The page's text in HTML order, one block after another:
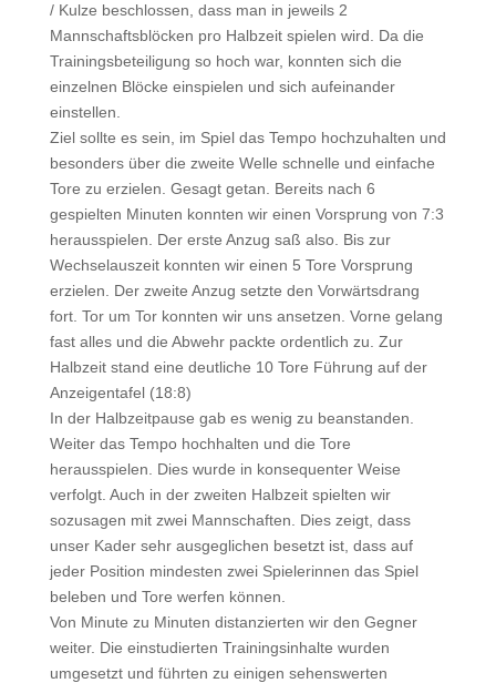
/ Kulze beschlossen, dass man in jeweils 2
Mannschaftsblöcken pro Halbzeit spielen wird. Da die
Trainingsbeteiligung so hoch war, konnten sich die
einzelnen Blöcke einspielen und sich aufeinander
einstellen.
Ziel sollte es sein, im Spiel das Tempo hochzuhalten und
besonders über die zweite Welle schnelle und einfache
Tore zu erzielen. Gesagt getan. Bereits nach 6
gespielten Minuten konnten wir einen Vorsprung von 7:3
herausspielen. Der erste Anzug saß also. Bis zur
Wechselauszeit konnten wir einen 5 Tore Vorsprung
erzielen. Der zweite Anzug setzte den Vorwärtsdrang
fort. Tor um Tor konnten wir uns ansetzen. Vorne gelang
fast alles und die Abwehr packte ordentlich zu. Zur
Halbzeit stand eine deutliche 10 Tore Führung auf der
Anzeigentafel (18:8)
In der Halbzeitpause gab es wenig zu beanstanden.
Weiter das Tempo hochhalten und die Tore
herausspielen. Dies wurde in konsequenter Weise
verfolgt. Auch in der zweiten Halbzeit spielten wir
sozusagen mit zwei Mannschaften. Dies zeigt, dass
unser Kader sehr ausgeglichen besetzt ist, dass auf
jeder Position mindesten zwei Spielerinnen das Spiel
beleben und Tore werfen können.
Von Minute zu Minuten distanzierten wir den Gegner
weiter. Die einstudierten Trainingsinhalte wurden
umgesetzt und führten zu einigen sehenswerten